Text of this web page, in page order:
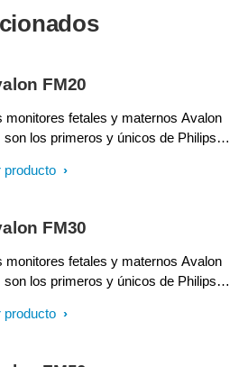
FM20
monitores fetales y maternos Avalon
son los primeros y únicos de Philips
(verificación de canal
para mejorar la confiabilidad del
producto
FM30
monitores fetales y maternos Avalon
son los primeros y únicos de Philips
(verificación de canal
producto